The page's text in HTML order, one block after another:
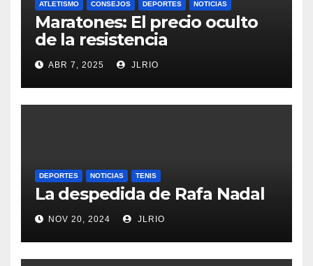
ATLETISMO CONSEJOS DEPORTES NOTICIAS
Maratones: El precio oculto
de la resistencia
ABR 7, 2025 JLRIO
DEPORTES NOTICIAS TENIS
La despedida de Rafa Nadal
NOV 20, 2024 JLRIO